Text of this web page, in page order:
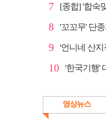
7
8
9
10
영상뉴스